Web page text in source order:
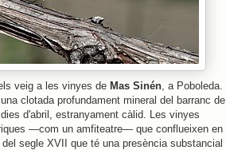
veig a les vinyes de Mas Sinén, a Poboleda.
clotada profundament mineral del barranc de
d'abril, estranyament càlid. Les vinyes
—com un amfiteatre— que conflueixen en
segle XVII que té una presència substancial